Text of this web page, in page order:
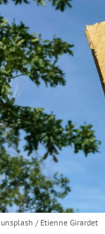
unsplash / Etienne Girardet